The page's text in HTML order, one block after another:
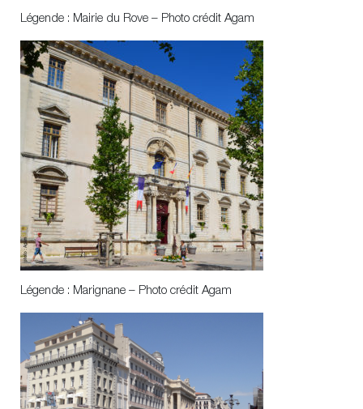
Légende : Mairie du Rove – Photo crédit Agam
Légende : Marignane – Photo crédit Agam